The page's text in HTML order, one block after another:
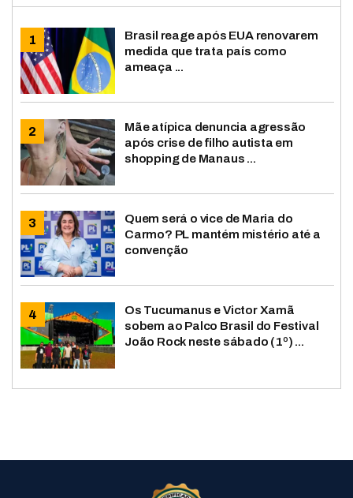
Brasil reage após EUA renovarem
medida que trata país como
ameaça ...
Mãe atípica denuncia agressão
após crise de filho autista em
shopping de Manaus ...
Quem será o vice de Maria do
Carmo? PL mantém mistério até a
convenção
Os Tucumanus e Victor Xamã
sobem ao Palco Brasil do Festival
João Rock neste sábado (1º) ...